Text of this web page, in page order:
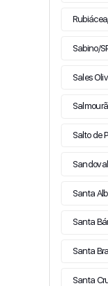
Sabino/
Sales
Salto de
Santa
Santa
Santa
Santa